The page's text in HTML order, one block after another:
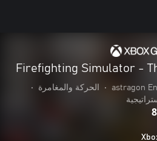
Firefighting Simulator -
astragon
• الحركة والمغامرة
•